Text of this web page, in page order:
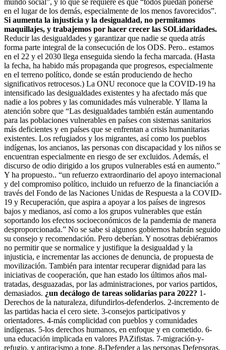
mundo social”, y lo que se requiere es que “todos puedan ponerse
en el lugar de los demás, especialmente de los menos favorecidos”.
Si aumenta la injusticia y la desigualdad, no permitamos
maquillajes, y trabajemos por hacer crecer las SOLidaridades.
Reducir las desigualdades y garantizar que nadie se queda atrás
forma parte integral de la consecución de los ODS. Pero.. estamos
en el 22 y el 2030 llega enseguida siendo la fecha marcada. (Hasta
la fecha, ha habido más propaganda que progresos, especialmente
en el terreno político, donde se están produciendo de hecho
significativos retrocesos.) La ONU reconoce que la COVID-19 ha
intensificado las desigualdades existentes y ha afectado más que
nadie a los pobres y las comunidades más vulnerable. Y llama la
atención sobre que “Las desigualdades también están aumentando
para las poblaciones vulnerables en países con sistemas sanitarios
más deficientes y en países que se enfrentan a crisis humanitarias
existentes. Los refugiados y los migrantes, así como los pueblos
indígenas, los ancianos, las personas con discapacidad y los niños se
encuentran especialmente en riesgo de ser excluidos. Además, el
discurso de odio dirigido a los grupos vulnerables está en aumento.”
Y ha propuesto.. “un refuerzo extraordinario del apoyo internacional
y del compromiso político, incluido un refuerzo de la financiación a
través del Fondo de las Naciones Unidas de Respuesta a la COVID-
19 y Recuperación, que aspira a apoyar a los países de ingresos
bajos y medianos, así como a los grupos vulnerables que están
soportando los efectos socioeconómicos de la pandemia de manera
desproporcionada.” No se sabe si algunos gobiernos habrán seguido
su consejo y recomendación. Pero deberían. Y nosotras debiéramos
no permitir que se normalice y justifique la desigualdad y la
injusticia, e incrementar las acciones de denuncia, de propuesta de
movilización. También para intentar recuperar dignidad para las
iniciativas de cooperación, que han estado los últimos años mal-
tratadas, desguazadas, por las administraciones, por varios partidos,
demasiados. ¿un decálogo de tareas solidarias para 2022? 1-
Derechos de la naturaleza, difundirlos-defenderlos. 2-incremento de
las partidas hacia el cero siete. 3-consejos participativos y
orientadores. 4-más complicidad con pueblos y comunidades
indígenas. 5-los derechos humanos, en enfoque y en cometido. 6-
una educación implicada en valores PAZifistas. 7-migración-y-
refugio, y antiracismo a tope. 8-Defender a las personas Defensoras.